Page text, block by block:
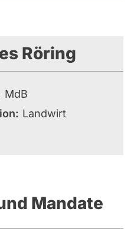
Röring
MdB
Landwirt
Mandate